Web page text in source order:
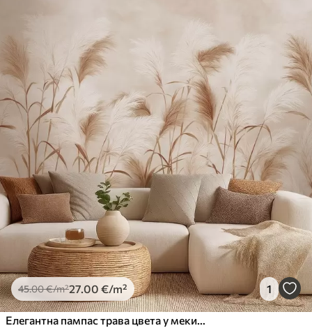
45.00€/m²27 .00 €/m² 1